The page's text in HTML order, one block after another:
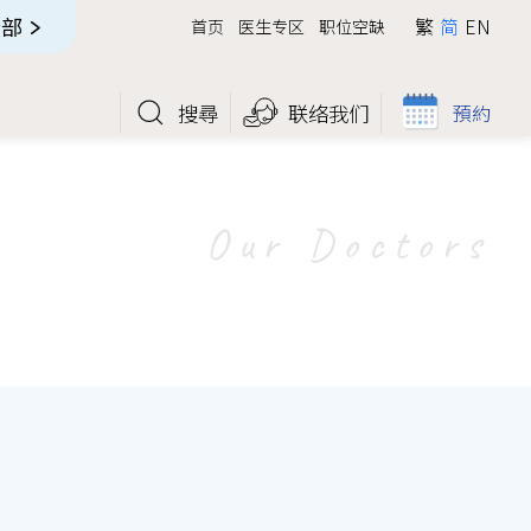
首页 医生专区 职位空缺 繁 简 EN
搜尋 联络我们 預約
Our Doctors